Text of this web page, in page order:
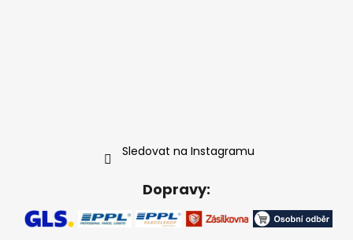
Sledovat na Instagramu
Dopravy: